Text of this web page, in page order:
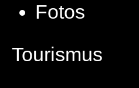
Fotos
Tourismus